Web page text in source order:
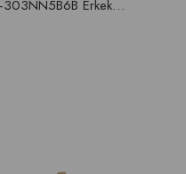
303NN5B6B Erkek